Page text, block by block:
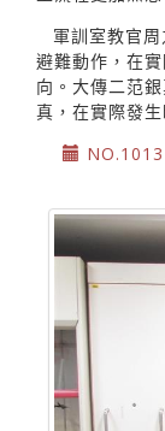
軍訓室教官
避難動作，在
向。大傳二范
真，在實際發